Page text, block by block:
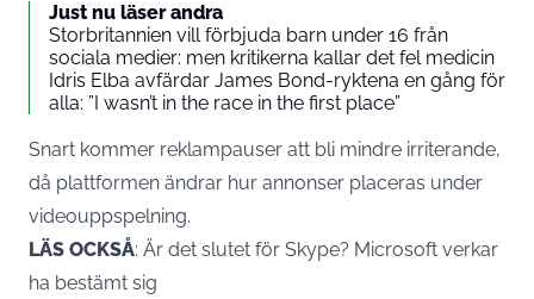
Just nu läser andra
Storbritannien vill förbjuda barn under 16 från
sociala medier: men kritikerna kallar det fel medicin
Idris Elba avfärdar James Bond-ryktena en gång för
alla: ”I wasn’t in the race in the first place”
Snart kommer reklampauser att bli mindre irriterande,
då plattformen ändrar hur annonser placeras under
videouppspelning.
LÄS OCKSÅ: Är det slutet för Skype? Microsoft verkar
ha bestämt sig